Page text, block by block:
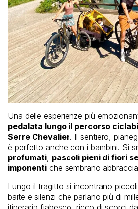
Una delle esperienze più
pedalata lungo il percorso
Serre Chevalier. Il sentiero,
è perfetto anche con i bambini. Si
profumati pascoli pieni di fiori
imponenti che sembrano
Lungo il tragitto si incontrano
baite e silenzi che parlano più di
itinerario fiabesco, ricco di scorci